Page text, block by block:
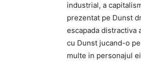
industrial, a
prezentat pe Dunst
escapada distractiva
cu Dunst jucand-o
multe in personajul